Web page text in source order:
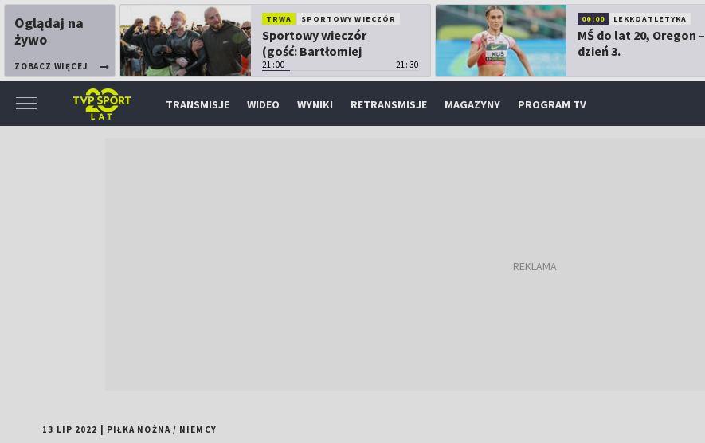
Oglądaj na
żywo
ZOBACZ WIĘCEJ
TRWA SPORTOWY WIECZÓR
Sportowy wieczór
(gość: Bartłomiej
Kubkowski)
21:00 21:30
00:00 LEKKOATLETYKA
MŚ do lat 20, Oregon –
dzień 3.
TRANSMISJE WIDEO WYNIKI RETRANSMISJE MAGAZYNY PROGRAM TV
13 LIP 2022 PIŁKA NOŻNA/ NIEMCY